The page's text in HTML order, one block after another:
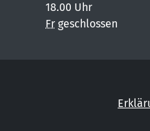
18.00 Uhr
Fr geschlossen